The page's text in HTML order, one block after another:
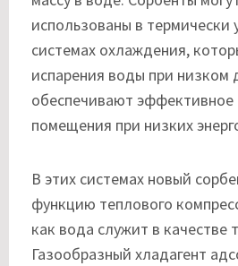
использованы в термически
системах охлаждения,
испарения воды при низком
обеспечивают
помещения при низких
В этих системах новый
функцию теплового
как вода служит в качестве
Газообразный хладагент